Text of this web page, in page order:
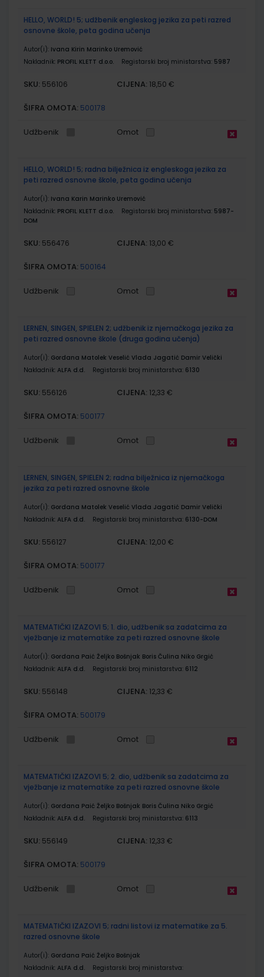
HELLO, WORLD! 5; udžbenik engleskog jezika za peti razred
osnovne škole, peta godina učenja
Autor(i): Ivana Kirin Marinko Uremović
Nakladnik: PROFIL KLETT d.o.o. Registarski broj ministarstva: 5987
SKU: 556106 CIJENA: 18,50 €
ŠIFRA OMOTA: 500178
Udžbenik Omot
HELLO, WORLD! 5; radna bilježnica iz engleskoga jezika za
peti razred osnovne škole, peta godina učenja
Autor(i): Ivana Karin Marinko Uremović
Nakladnik: PROFIL KLETT d.o.o. Registarski broj ministarstva: 5987-
DOM
SKU: 556476 CIJENA: 13,00 €
ŠIFRA OMOTA: 500164
Udžbenik Omot
LERNEN, SINGEN, SPIELEN 2; udžbenik iz njemačkoga jezika za
peti razred osnovne škole (druga godina učenja)
Autor(i): Gordana Matolek Veselić Vlada Jagatić Damir Velički
Nakladnik: ALFA d.d. Registarski broj ministarstva: 6130
SKU: 556126 CIJENA: 12,33 €
ŠIFRA OMOTA: 500177
Udžbenik Omot
LERNEN, SINGEN, SPIELEN 2; radna bilježnica iz njemačkoga
jezika za peti razred osnovne škole
Autor(i): Gordana Matolek Veselić Vlada Jagatić Damir Velički
Nakladnik: ALFA d.d. Registarski broj ministarstva: 6130-DOM
SKU: 556127 CIJENA: 12,00 €
ŠIFRA OMOTA: 500177
Udžbenik Omot
MATEMATIČKI IZAZOVI 5; 1. dio, udžbenik sa zadatcima za
vježbanje iz matematike za peti razred osnovne škole
Autor(i): Gordana Paić Željko Bošnjak Boris Čulina Niko Grgić
Nakladnik: ALFA d.d. Registarski broj ministarstva: 6112
SKU: 556148 CIJENA: 12,33 €
ŠIFRA OMOTA: 500179
Udžbenik Omot
MATEMATIČKI IZAZOVI 5; 2. dio, udžbenik sa zadatcima za
vježbanje iz matematike za peti razred osnovne škole
Autor(i): Gordana Paić Željko Bošnjak Boris Čulina Niko Grgić
Nakladnik: ALFA d.d. Registarski broj ministarstva: 6113
SKU: 556149 CIJENA: 12,33 €
ŠIFRA OMOTA: 500179
Udžbenik Omot
MATEMATIČKI IZAZOVI 5; radni listovi iz matematike za 5.
razred osnovne škole
Autor(i): Gordana Paić Željko Bošnjak
Nakladnik: ALFA d.d. Registarski broj ministarstva: